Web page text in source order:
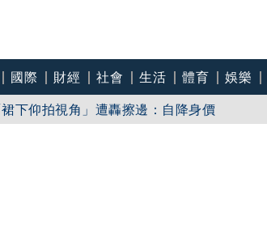
國際 財經 社會 生活 體育 娛樂
難15傷 槍枝管制受質疑
下仰拍視角」遭轟擦邊：自降身價